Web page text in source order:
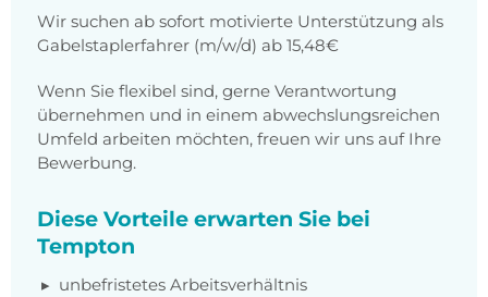
Wir suchen ab sofort motivierte Unterstützung als
Gabelstaplerfahrer (m/w/d) ab 15,48€
Wenn Sie flexibel sind, gerne Verantwortung
übernehmen und in einem abwechslungsreichen
Umfeld arbeiten möchten, freuen wir uns auf Ihre
Bewerbung.
Diese Vorteile erwarten Sie bei
Tempton
unbefristetes Arbeitsverhältnis